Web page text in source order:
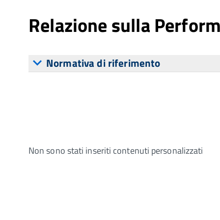
Relazione sulla
Normativa di riferimento
Non sono stati inseriti contenuti personalizzati